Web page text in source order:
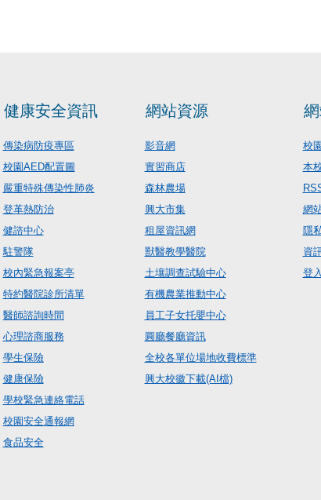
健康安全資訊
傳染病防疫專區
校園AED配置圖
嚴重特殊傳染性肺炎
登革熱防治
健諮中心
駐警隊
校內緊急報案亭
特約醫院診所清單
醫師諮詢時間
心理諮商服務
學生保險
健康保險
學校緊急連絡電話
校園安全通報網
食品安全
網站資源
影音網
實習商店
森林農場
興大市集
租屋資訊網
獸醫教學醫院
土壤調查試驗中心
有機農業推動中心
員工子女托嬰中心
圓廳餐廳資訊
全校各單位場地收費標準
興大校徽下載(AI檔)
校
本
網
隱
資
登入